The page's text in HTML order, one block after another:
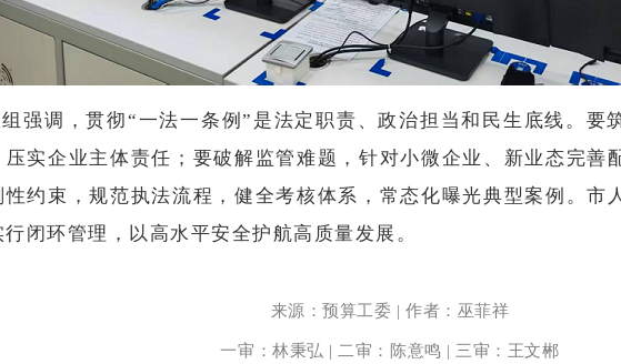
强调，贯彻“一法一条例”是法定职责、政治担当和民生底线。要
压实企业主体责任；要破解监管难题，针对小微企业、新业态完善
性约束，规范执法流程，健全考核体系，常态化曝光典型案例。市
闭环管理，以高水平安全护航高质量发展。
来源：预算工委 | 作者：巫菲祥
一审：林秉弘 | 二审：陈意鸣 | 三审：王文郴